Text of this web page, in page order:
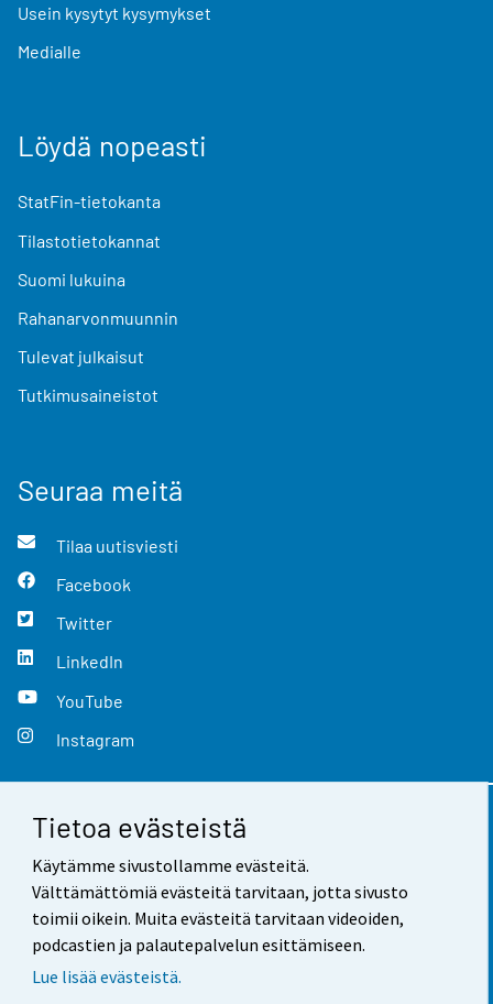
Tietoa evästeistä
Käytämme sivustollamme evästeitä.
Välttämättömiä evästeitä tarvitaan, jotta sivusto
toimii oikein. Muita evästeitä tarvitaan videoiden,
podcastien ja palautepalvelun esittämiseen.
Lue lisää evästeistä.
Usein kysytyt kysymykset
Medialle
Löydä nopeasti
StatFin-tietokanta
Tilastotietokannat
Suomi lukuina
Rahanarvonmuunnin
Tulevat julkaisut
Tutkimusaineistot
Seuraa meitä
Tilaa uutisviesti
Facebook
Twitter
LinkedIn
YouTube
Instagram
Yhteystiedot
Palaute
Käyttöehdot